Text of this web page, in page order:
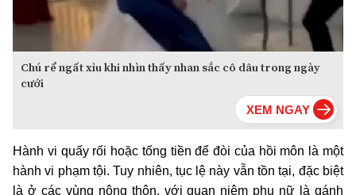
Chú rể ngất xỉu khi nhìn thấy nhan sắc cô dâu trong ngày
cưới
Hành vi quấy rối hoặc tống tiền để đòi của hồi môn là một
hành vi phạm tội. Tuy nhiên, tục lệ này vẫn tồn tại, đặc biệt
là ở các vùng nông thôn, với quan niệm phụ nữ là gánh